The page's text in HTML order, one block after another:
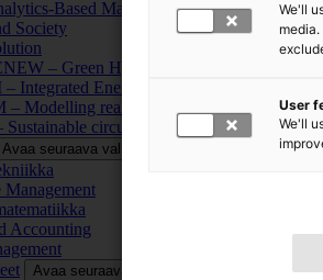
Based Management for Business and
Society
– Green Hydrogen and CO2 for
Integrated Energy Conversion Machinery
– Modelling reality through simulation
circularity of inorganic materials
Avaa seuraava valikkotaso
Accounting
Avaa seuraava valikkotaso
We'll
User
We'll